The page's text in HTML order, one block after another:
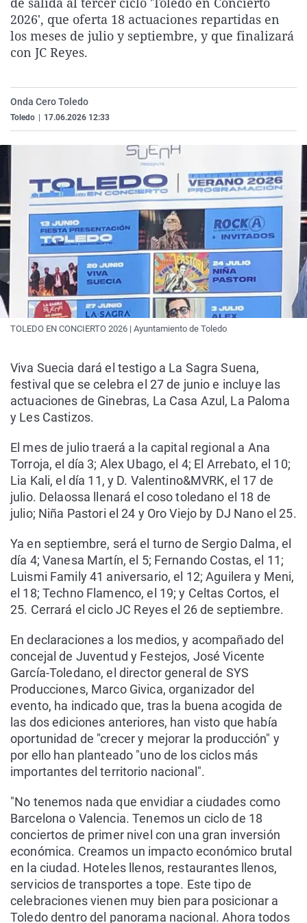
La rosa de los vientos
Gente viajera
Caso
Retornados
Extremadura
Galicia
Virales
Televisión
2026', que oferta 18 actuaciones repartidas en
los meses de julio y septiembre, y que finalizará
con JC Reyes.
Onda Cero Toledo
Toledo 17.06.2026 12:33
TOLEDO EN CONCIERTO 2026 | Ayuntamiento de Toledo
Viva Suecia dará el testigo a La Sagra Suena,
festival que se celebra el 27 de junio e incluye las
actuaciones de Ginebras, La Casa Azul, La Paloma
y Les Castizos.
El mes de julio traerá a la capital regional a Ana
Torroja, el día 3; Alex Ubago, el 4; El Arrebato, el 10;
Lia Kali, el día 11, y D. Valentino&MVRK, el 17 de
julio. Delaossa llenará el coso toledano el 18 de
julio; Niña Pastori el 24 y Oro Viejo by DJ Nano el 25.
Ya en septiembre, será el turno de Sergio Dalma, el
día 4; Vanesa Martín, el 5; Fernando Costas, el 11;
Luismi Family 41 aniversario, el 12; Aguilera y Meni,
el 18; Techno Flamenco, el 19; y Celtas Cortos, el
25. Cerrará el ciclo JC Reyes el 26 de septiembre.
En declaraciones a los medios, y acompañado del
concejal de Juventud y Festejos, José Vicente
García-Toledano, el director general de SYS
Producciones, Marco Givica, organizador del
evento, ha indicado que, tras la buena acogida de
las dos ediciones anteriores, han visto que había
oportunidad de "crecer y mejorar la producción" y
por ello han planteado "uno de los ciclos más
importantes del territorio nacional".
"No tenemos nada que envidiar a ciudades como
Barcelona o Valencia. Tenemos un ciclo de 18
conciertos de primer nivel con una gran inversión
económica. Creamos un impacto económico brutal
en la ciudad. Hoteles llenos, restaurantes llenos,
servicios de transportes a tope. Este tipo de
celebraciones vienen muy bien para posicionar a
Toledo dentro del panorama nacional. Ahora todos